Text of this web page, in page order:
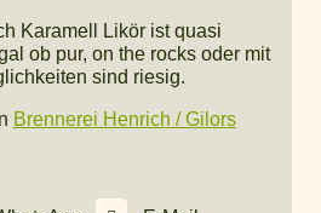
Karamell Likör ist quasi
ob pur, on the rocks oder mit
sind riesig.
Brennerei Henrich / Gilors